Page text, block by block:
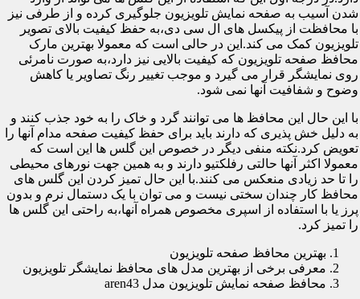
شدن آسیب به صفحه نمایش تلویزیون جلوگیری کرده و از طرفی نیز
با محافظت از پیکسل های ال سی دی،به حفظ کیفیت بالای تصویر
تلویزیون کمک می کند.این در حالی است که معمولا بهترین مارک
محافظ صفحه تلویزیون که کیفیت بالایی نیز دارد،به صورت نامرئی
روی نمایشگر قرار می گیرد و موجب تغییر رنگ تصاویر یا کاهش
وضوح و شفافیت آنها نمی شود.
با این حال این محافظ ها می توانند گرد و خاک را به خود جذب کنند و
به دلیل خش پذیری که دارند باید برای حفظ کیفیت صفحه مدام آنها را
تعویض کرد.نکته منفی دیگر در خصوص این گلس ها این است که
معمولا اکثر آنها حالتی رفلکتیو دارند و به همین جهت نورهای محیطی
را تا حد زیادی منعکس می کنند.با این حال تمیز کردن این گلس های
محافظ کار چندان سختی نیست و می توان با یک دستمال نرم و بدون
پرز یا با استفاده از اسپری مخصوص همراه آنها،به راحتی این گلس ها
را تمیز کرد.
بهترین محافظ صفحه تلویزیون
معرفی برخی از بهترین مدل های محافظ نمایشگر تلویزیون
محافظ صفحه نمایش تلویزیون مدل aren43